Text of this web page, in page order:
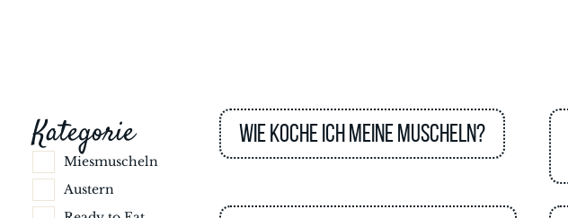
Kategorie
Miesmuscheln
Austern
Wie koche ich meine Muscheln?